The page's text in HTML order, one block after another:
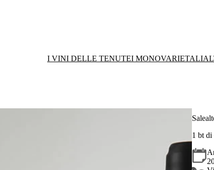
I VINI DELLE TENUTEI MONOVARIETALI
1 bt di